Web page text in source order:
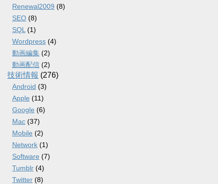
Renewal2009 (8)
SEO (8)
SQL (1)
Wordpress (4)
動画編集 (2)
動画配信 (2)
技術情報 (276)
Android (3)
Apple (11)
Google (6)
Mac (37)
Mobile (2)
Network (1)
Software (7)
Tumblr (4)
Twitter (8)